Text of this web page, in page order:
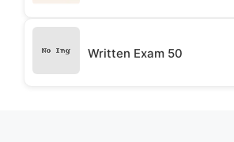
Written Exam 50